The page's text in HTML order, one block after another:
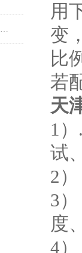
天津地磅厂家操作要求一览，使用时先来看
用
变
比
若
天
1
试
2
3
度
4